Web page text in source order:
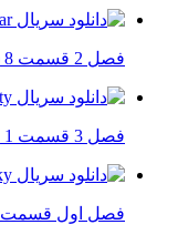
فصل 2 قسمت 8 (پایان فصل) زیرنویس فارسی اضافه شد
فصل 3 قسمت 1 و 2 دوبله فارسی اضافه شد
فصل اول قسمت 5 زیرنویس فارسی اضافه شد